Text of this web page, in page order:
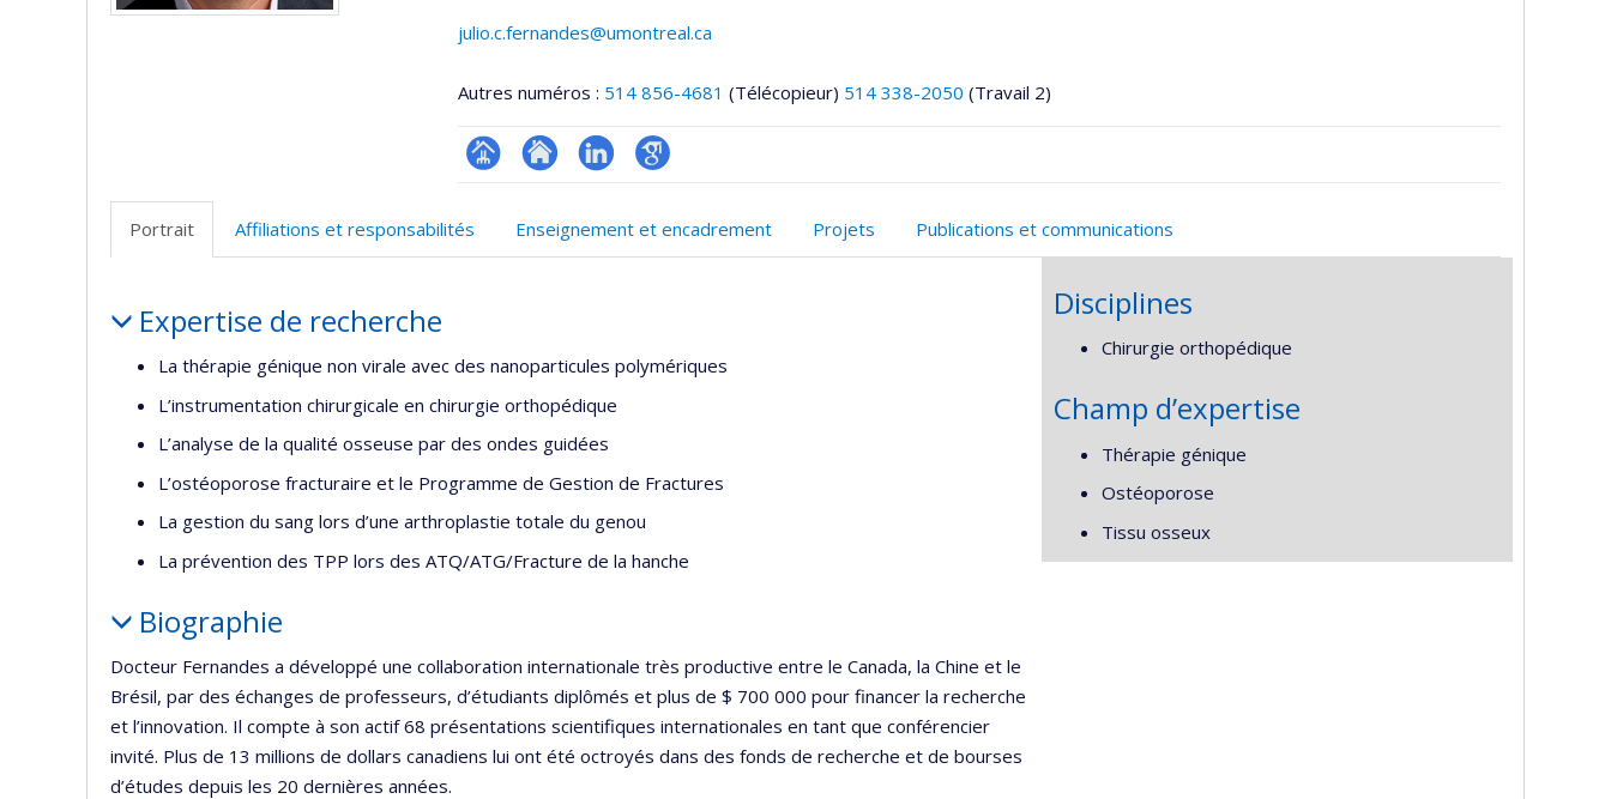
julio.c.fernandes@umontreal.ca
Autres numéros : 514 856-4681 (Télécopieur) 514 338-2050 (Travail 2)
Page
(faculté,département,école)
Site
LinkedInGoogle
Portrait Affiliations et responsabilités Enseignement et encadrement Projets Publications et communications
Expertise de recherche
La thérapie génique non virale avec des nanoparticules polymériques
L’instrumentation chirurgicale en chirurgie orthopédique
L’analyse de la qualité osseuse par des ondes guidées
L’ostéoporose fracturaire et le Programme de Gestion de Fractures
La gestion du sang lors d’une arthroplastie totale du genou
La prévention des TPP lors des ATQ/ATG/Fracture de la hanche
Biographie
Docteur Fernandes a développé une collaboration internationale très productive entre le Canada, la Chine et le
Brésil, par des échanges de professeurs, d’étudiants diplômés et plus de $ 700 000 pour financer la recherche
et l’innovation. Il compte à son actif 68 présentations scientifiques internationales en tant que conférencier
invité. Plus de 13 millions de dollars canadiens lui ont été octroyés dans des fonds de recherche et de bourses
d’études depuis les 20 dernières années.
Disciplines
Chirurgie orthopédique
Champ d’expertise
Thérapie génique
Ostéoporose
Tissu osseux